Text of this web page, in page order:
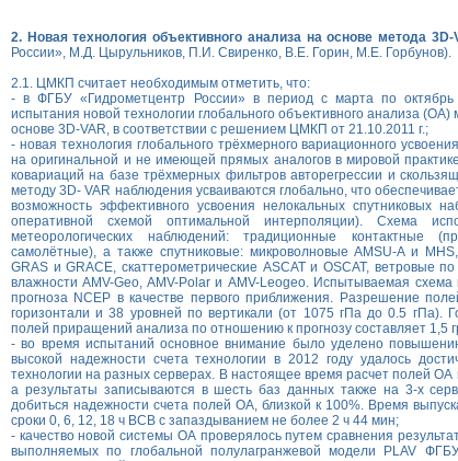
2. Новая технология объективного анализа на основе метода 3D-
России», М.Д. Цырульников, П.И. Свиренко, В.Е. Горин, М.Е. Горбунов).
2.1. ЦМКП считает необходимым отметить, что:
- в ФГБУ «Гидрометцентр России» в период с марта по
испытания новой технологии глобального объективного анализа (ОА)
основе 3D-VAR, в соответствии с решением ЦМКП от 21.10.2011 г.;
- новая технология глобального трёхмерного вариационного
на оригинальной и не имеющей прямых аналогов в мировой
ковариаций на базе трёхмерных фильтров авторегрессии и
методу 3D- VAR наблюдения усваиваются глобально, что
возможность эффективного усвоения нелокальных спутниковых
оперативной схемой оптимальной интерполяции). Схема
метеорологических наблюдений: традиционные контактные
самолётные), а также спутниковые: микроволновые AMSU-A и
GRAS и GRACE, скаттерометрические ASCAT и OSCAT, ветровые
влажности AMV-Geo, AMV-Polar и AMV-Leogeo. Испытываемая схема
прогноза NCEP в качестве первого приближения. Разрешение
горизонтали и 38 уровней по вертикали (от 1075 гПа до 0.5 гПа).
полей приращений анализа по отношению к прогнозу составляет 1,5
- во время испытаний основное внимание было уделено
высокой надежности счета технологии в 2012 году удалось
технологии на разных серверах. В настоящее время расчет полей ОА
а результаты записываются в шесть баз данных также на 3-х
добиться надежности счета полей ОА, близкой к 100%. Время
сроки 0, 6, 12, 18 ч ВСВ с запаздыванием не более 2 ч 44 мин;
- качество новой системы ОА проверялось путем сравнения
выполняемых по глобальной полулагранжевой модели PLAV